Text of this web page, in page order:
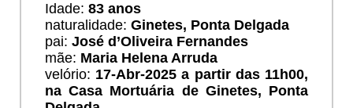
Idade: 83 anos
naturalidade: Ginetes, Ponta Delgada
pai: José d’Oliveira Fernandes
mãe: Maria Helena Arruda
velório: 17-Abr-2025 a partir das 11h00,
na Casa Mortuária de Ginetes, Ponta